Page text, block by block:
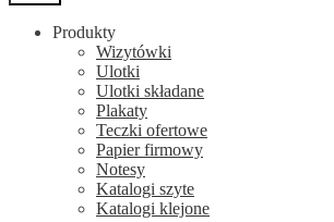
Produkty
Wizytówki
Ulotki
Ulotki składane
Plakaty
Teczki ofertowe
Papier firmowy
Notesy
Katalogi szyte
Katalogi klejone